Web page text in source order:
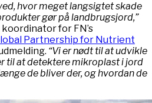
hvor meget langsigtet skade
gør på landbrugsjord,”
for FN’s
Partnership for Nutrient
“Vi er nødt til at udvikle
til at detektere mikroplast i jord
de bliver der, og hvordan de